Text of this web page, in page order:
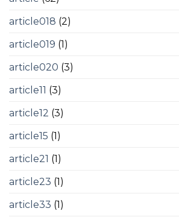
article018 (2)
article019 (1)
article020 (3)
article11 (3)
article12 (3)
article15 (1)
article21 (1)
article23 (1)
article33 (1)